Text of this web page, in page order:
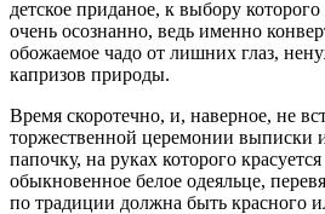
детское приданое, к выбору
очень осознанно, ведь именно
обожаемое чадо от лишних глаз,
капризов природы.
Время скоротечно, и, наверное, не
торжественной церемонии выписки
папочку, на руках которого
обыкновенное белое одеяльце,
по традиции должна быть красного